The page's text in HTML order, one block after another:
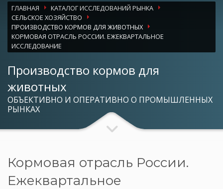
ГЛАВНАЯ
КАТАЛОГ ИССЛЕДОВАНИЙ РЫНКА
СЕЛЬСКОЕ ХОЗЯЙСТВО
ПРОИЗВОДСТВО КОРМОВ ДЛЯ ЖИВОТНЫХ
КОРМОВАЯ ОТРАСЛЬ РОССИИ. ЕЖЕКВАРТАЛЬНОЕ
ИССЛЕДОВАНИЕ
Производство кормов для
животных
ОБЪЕКТИВНО И ОПЕРАТИВНО О ПРОМЫШЛЕННЫХ
РЫНКАХ
Кормовая отрасль России.
Ежеквартальное